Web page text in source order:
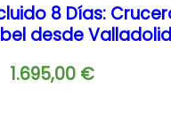
8 Días:
desde Valladolid
1.695,00 €